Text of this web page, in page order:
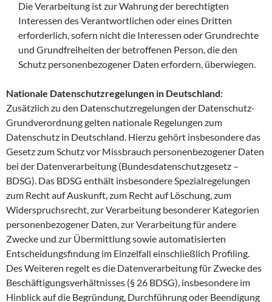
Die Verarbeitung ist zur Wahrung der berechtigten
Interessen des Verantwortlichen oder eines Dritten
erforderlich, sofern nicht die Interessen oder Grundrechte
und Grundfreiheiten der betroffenen Person, die den
Schutz personenbezogener Daten erfordern, überwiegen.
Nationale Datenschutzregelungen in Deutschland:
Zusätzlich zu den Datenschutzregelungen der Datenschutz-
Grundverordnung gelten nationale Regelungen zum
Datenschutz in Deutschland. Hierzu gehört insbesondere das
Gesetz zum Schutz vor Missbrauch personenbezogener Daten
bei der Datenverarbeitung (Bundesdatenschutzgesetz –
BDSG). Das BDSG enthält insbesondere Spezialregelungen
zum Recht auf Auskunft, zum Recht auf Löschung, zum
Widerspruchsrecht, zur Verarbeitung besonderer Kategorien
personenbezogener Daten, zur Verarbeitung für andere
Zwecke und zur Übermittlung sowie automatisierten
Entscheidungsfindung im Einzelfall einschließlich Profiling.
Des Weiteren regelt es die Datenverarbeitung für Zwecke des
Beschäftigungsverhältnisses (§ 26 BDSG), insbesondere im
Hinblick auf die Begründung, Durchführung oder Beendigung